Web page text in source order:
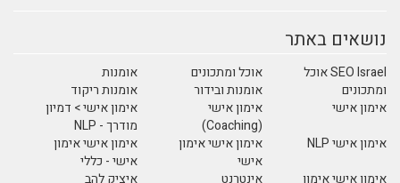
נושאים באתר
SEO Israel אוכל
ומתכונים
אוכל ומתכונים
אומנות
אומנות ובידור
אומנות ריקוד
אימון אישי
אימון אישי
(Coaching)
אימון אישי > דמיון
מודרך - NLP
אימון אישי NLP
אימון אישי אימון
אישי
אימון אישי אימון
אישי - כללי
אימון אישי אימון
אינטרנט איציק להב